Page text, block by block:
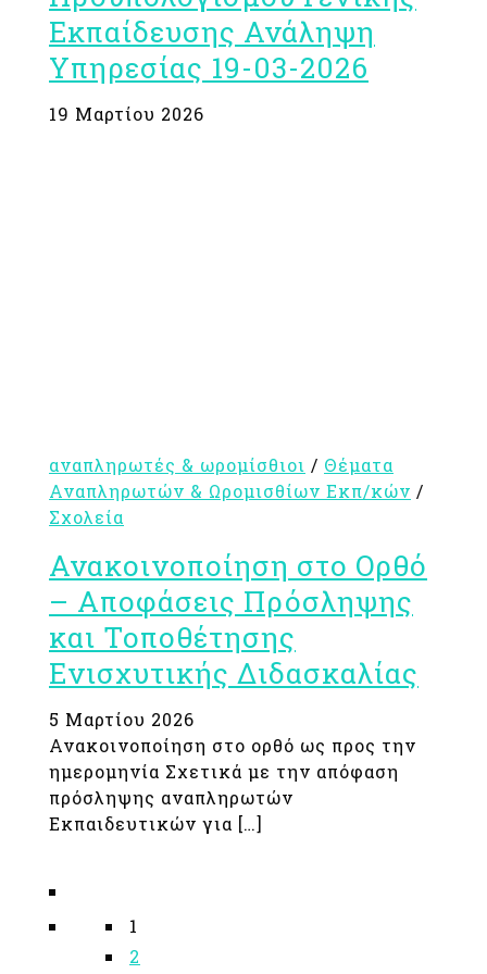
Εκπαίδευσης Ανάληψη
Υπηρεσίας 19-03-2026
19 Μαρτίου 2026
αναπληρωτές & ωρομίσθιοι / Θέματα
Αναπληρωτών & Ωρομισθίων Εκπ/κών /
Σχολεία
Ανακοινοποίηση στο Ορθό
– Αποφάσεις Πρόσληψης
και Τοποθέτησης
Ενισχυτικής Διδασκαλίας
5 Μαρτίου 2026
Ανακοινοποίηση στο ορθό ως προς την
ημερομηνία Σχετικά με την απόφαση
πρόσληψης αναπληρωτών
Εκπαιδευτικών για […]
navigation
1
2